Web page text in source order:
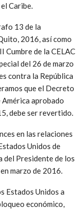
Caribe.
13 de la
2016, así como
Cumbre de la CELAC
del 26 de marzo
contra la República
que el Decreto
aprobado
debe ser revertido.
en las relaciones
Unidos de
del Presidente de los
marzo de 2016.
Estados Unidos a
económico,